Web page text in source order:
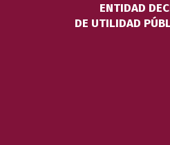
ENTIDAD
DE UTILIDAD